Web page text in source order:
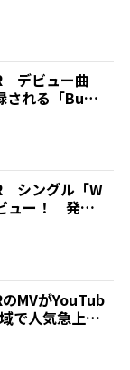
デビュー曲
される「But I
シングル「W
ュー！ 発売
MVがYouTub
で人気急上昇